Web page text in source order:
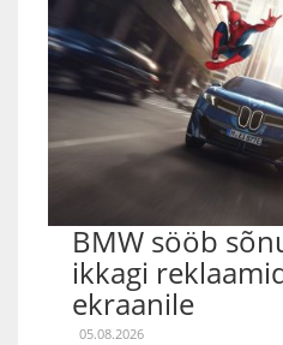
BMW sööb
ikkagi
ekraanile
05.08.2026